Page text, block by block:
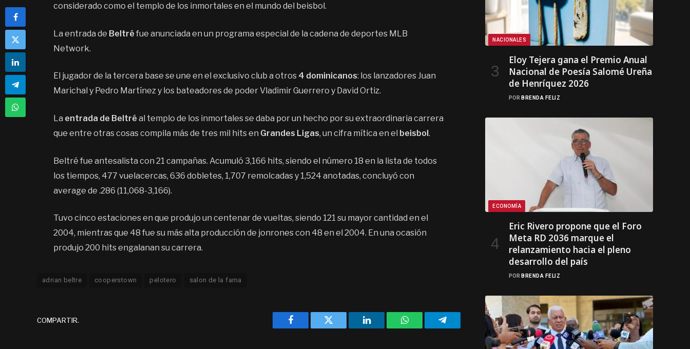
considerado como el templo de los inmortales en el mundo del beisbol.
La entrada de Beltréfue anunciada en un programa especial de la cadena de deportes MLB
Network.
El jugador de la tercera base se une en el exclusivo club a otros 4 dominicanos: los lanzadores Juan
Marichal y Pedro Martínez y los bateadores de poder Vladimir Guerrero y David Ortiz.
La entrada de Beltréal templo de los inmortales se daba por un hecho por su extraordinaria carrera
que entre otras cosas compila más de tres mil hits en Grandes Ligas, un cifra mítica en el beisbol.
Beltré fue antesalista con 21 campañas. Acumuló 3,166 hits, siendo el número 18 en la lista de todos
los tiempos, 477 vuelacercas, 636 dobletes, 1,707 remolcadas y 1,524 anotadas, concluyó con
average de .286 (11,068-3,166).
Tuvo cinco estaciones en que produjo un centenar de vueltas, siendo 121 su mayor cantidad en el
2004, mientras que 48 fue su más alta producción de jonrones con 48 en el 2004. En una ocasión
produjo 200 hits engalanan su carrera.
adrian beltre cooperstown pelotero salon de la fama
COMPARTIR.
Facebook Twitter LinkedIn WhatsAppTelegram
NACIONALES
Eloy Tejera gana el Premio Anual
Nacional de Poesía Salomé Ureña
de Henríquez 2026
POR BRENDA FELIZ
ECONOMÍA
Eric Rivero propone que el Foro
Meta RD 2036 marque el
relanzamiento hacia el pleno
desarrollo del país
POR BRENDA FELIZ